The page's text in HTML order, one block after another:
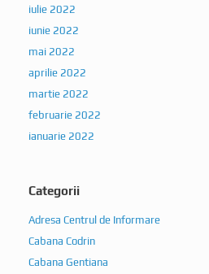
iulie 2022
iunie 2022
mai 2022
aprilie 2022
martie 2022
februarie 2022
ianuarie 2022
Categorii
Adresa Centrul de Informare
Cabana Codrin
Cabana Gentiana